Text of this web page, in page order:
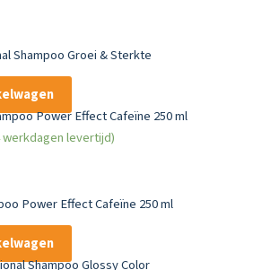
Shampoo Groei & Sterkte
levertijd)
Power Effect Cafeïne 250 ml